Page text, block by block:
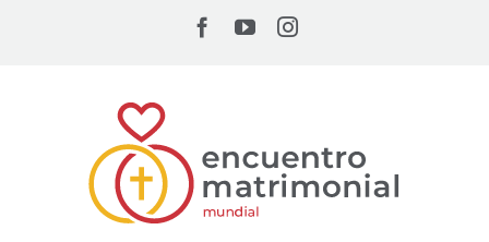
Facebook
YouTubeInstagram